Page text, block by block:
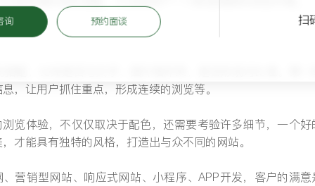
，让用户抓住重点，形成连续的浏览等。
览体验，不仅仅取决于配色，还需要考验许多细节，一个好
才能具有独特的风格，打造出与众不同的网站。
营销型网站、响应式网站、小程序、APP开发，客户的满意
询 预约面谈 扫